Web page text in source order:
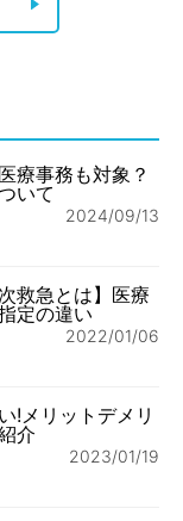
療事務も対象？
いて
2024/09/13
救急とは】医療
定の違い
2022/01/06
!メリットデメリ
介
2023/01/19